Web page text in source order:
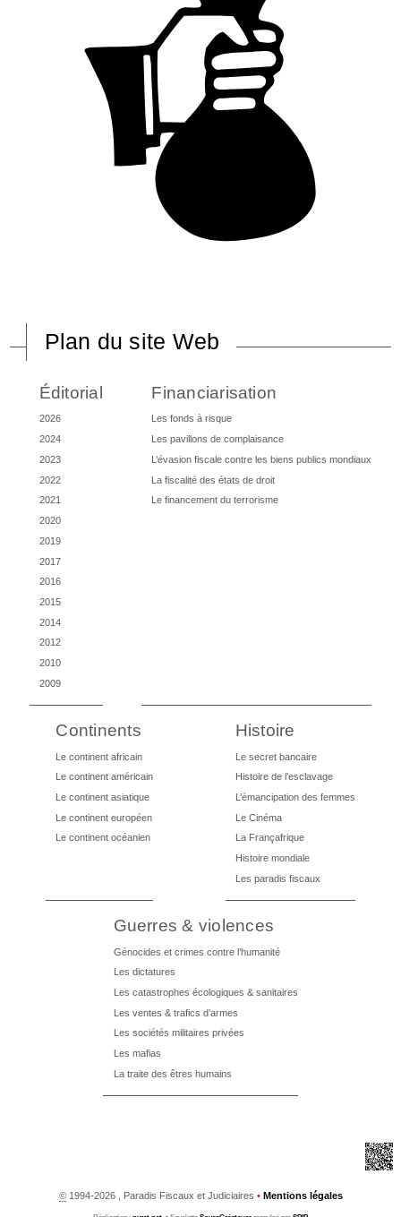
Plan du site Web
Éditorial
2026
2024
2023
2022
2021
2020
2019
2017
2016
2015
2014
2012
2010
2009
Financiarisation
Les fonds à risque
Les pavillons de complaisance
L’évasion fiscale contre les biens publics mondiaux
La fiscalité des états de droit
Le financement du terrorisme
Continents
Le continent africain
Le continent américain
Le continent asiatique
Le continent européen
Le continent océanien
Histoire
Le secret bancaire
Histoire de l’esclavage
L’émancipation des femmes
Le Cinéma
La Françafrique
Histoire mondiale
Les paradis fiscaux
Guerres & violences
Génocides et crimes contre l’humanité
Les dictatures
Les catastrophes écologiques & sanitaires
Les ventes & trafics d’armes
Les sociétés militaires privées
Les mafias
La traite des êtres humains
©1994-2026 , Paradis Fiscaux et Judiciaires • Mentions légales